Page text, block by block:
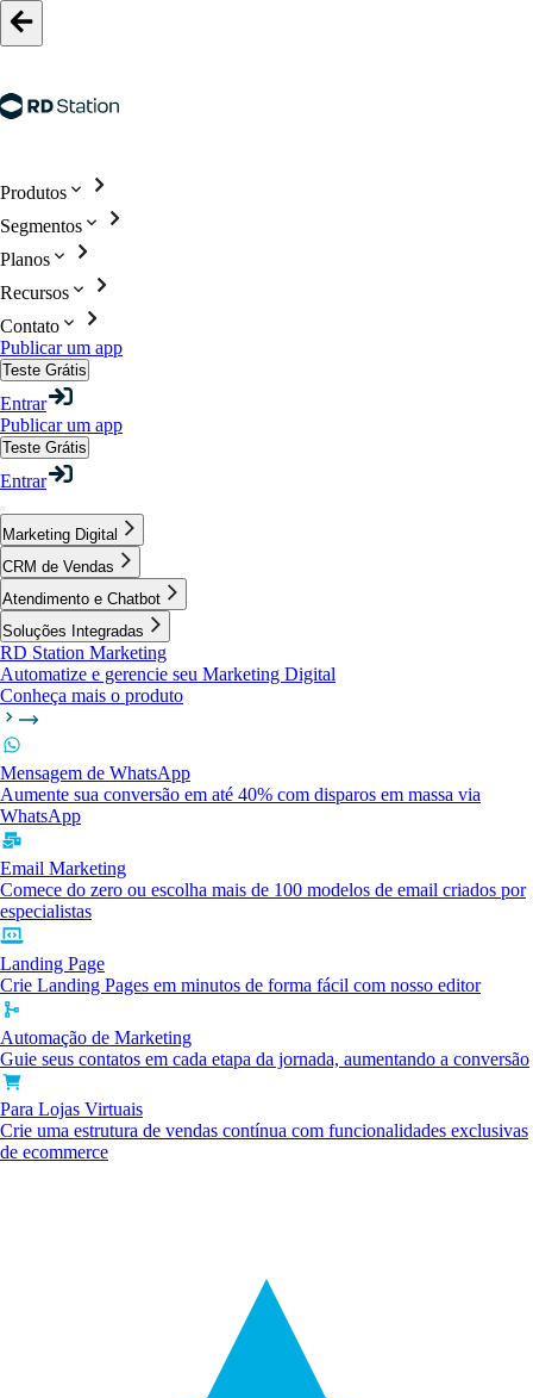
Produtos
Segmentos
Planos
Recursos
Contato
Publicar um app
Teste Grátis
Entrar
Publicar um app
Teste Grátis
Entrar
Marketing Digital
CRM de Vendas
Atendimento e Chatbot
Soluções Integradas
RD Station Marketing
Automatize e gerencie seu Marketing Digital
Conheça mais o produto
Mensagem de WhatsApp
Aumente sua conversão em até 40% com disparos em massa via
WhatsApp
Email Marketing
Comece do zero ou escolha mais de 100 modelos de email criados por
especialistas
Landing Page
Crie Landing Pages em minutos de forma fácil com nosso editor
Automação de Marketing
Guie seus contatos em cada etapa da jornada, aumentando a conversão
Para Lojas Virtuais
Crie uma estrutura de vendas contínua com funcionalidades exclusivas
de ecommerce